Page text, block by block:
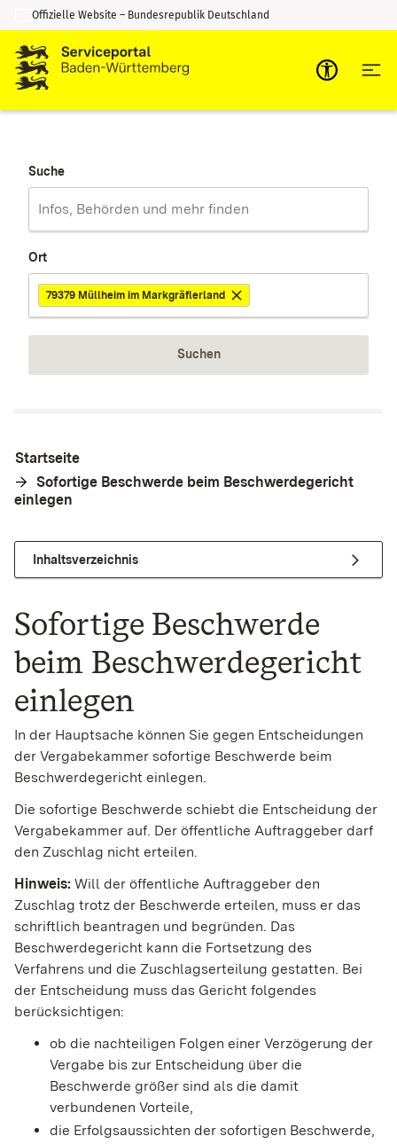
Zum Inhalt springen
Zur Suche springen
Offizielle Website – Bundesrepublik Deutschland
Suche
Ort
79379 Müllheim im Markgräflerland
Suchen
Startseite
Sofortige Beschwerde beim Beschwerdegericht
einlegen
Inhaltsverzeichnis
Sofortige Beschwerde
beim Beschwerdegericht
einlegen
In der Hauptsache können Sie gegen Entscheidungen
der Vergabekammer sofortige Beschwerde beim
Beschwerdegericht einlegen.
Die sofortige Beschwerde schiebt die Entscheidung der
Vergabekammer auf. Der öffentliche Auftraggeber darf
den Zuschlag nicht erteilen.
Hinweis: Will der öffentliche Auftraggeber den
Zuschlag trotz der Beschwerde erteilen, muss er das
schriftlich beantragen und begründen. Das
Beschwerdegericht kann die Fortsetzung des
Verfahrens und die Zuschlagserteilung gestatten. Bei
der Entscheidung muss das Gericht folgendes
berücksichtigen:
ob die nachteiligen Folgen einer Verzögerung der
Vergabe bis zur Entscheidung über die
Beschwerde größer sind als die damit
verbundenen Vorteile,
die Erfolgsaussichten der sofortigen Beschwerde,